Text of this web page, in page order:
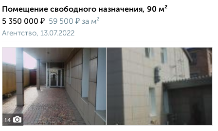
Помещение свободного назначения, 90 м²
5 350 000 ₽ 59 500 ₽ за м²
Агентство, 13.07.2022
14